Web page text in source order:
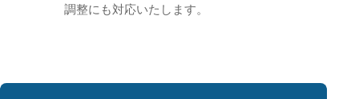
調整にも対応いたします。